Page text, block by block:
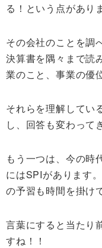
る！という点があり
その会社のことを調
決算書を隅々まで読
業のこと、事業の優
それらを理解してい
し、回答も変わって
もう一つは、今の時
にはSPIがあります
の予習も時間を掛け
言葉にすると当たり
すね！！